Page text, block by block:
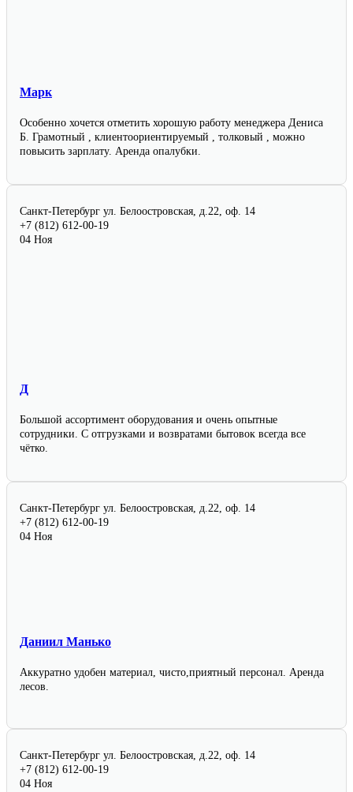
Марк
Особенно хочется отметить хорошую работу менеджера Дениса
Б. Грамотный , клиентоориентируемый , толковый , можно
повысить зарплату. Аренда опалубки.
Санкт-Петербург ул. Белоостровская, д.22, оф. 14
+7 (812) 612-00-19
04 Ноя
Д
Большой ассортимент оборудования и очень опытные
сотрудники. С отгрузками и возвратами бытовок всегда все
чётко.
Санкт-Петербург ул. Белоостровская, д.22, оф. 14
+7 (812) 612-00-19
04 Ноя
Даниил Манько
Аккуратно удобен материал, чисто,приятный персонал. Аренда
лесов.
Санкт-Петербург ул. Белоостровская, д.22, оф. 14
+7 (812) 612-00-19
04 Ноя